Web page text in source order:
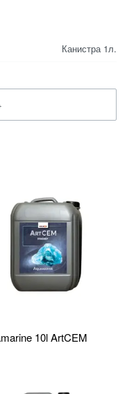
Канистра 1л.
10l ArtCEM